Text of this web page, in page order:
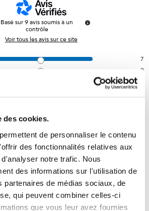
des cookies.
de personnaliser le contenu
des fonctionnalités relatives aux
notre trafic. Nous
des informations sur l'utilisation de
partenaires de médias sociaux, de
qui peuvent combiner celles-ci
que vous leur avez fournies
Basé sur9avis soumis à un
contrôle
Voir tous les avis sur ce site
7
0
5 /5